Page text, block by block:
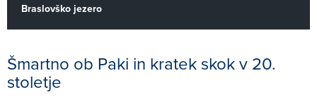
Braslovško jezero
Šmartno ob Paki in kratek skok v 20.
stoletje